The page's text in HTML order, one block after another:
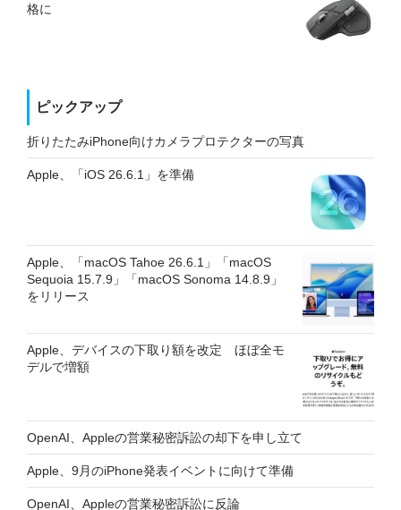
格に
ピックアップ
折りたたみiPhone向けカメラプロテクターの写真
Apple、「iOS 26.6.1」を準備
Apple、「macOS Tahoe 26.6.1」「macOS
Sequoia 15.7.9」「macOS Sonoma 14.8.9」
をリリース
Apple、デバイスの下取り額を改定 ほぼ全モ
デルで増額
OpenAI、Appleの営業秘密訴訟の却下を申し立て
Apple、9月のiPhone発表イベントに向けて準備
OpenAI、Appleの営業秘密訴訟に反論